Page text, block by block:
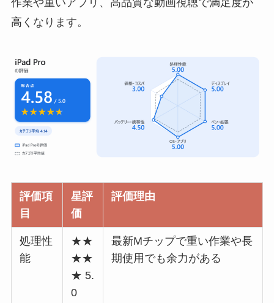
作業や重いアプリ、高品質な動画視聴で満足度が
高くなります。
評価項
目
星評
価
評価理由
処理性
能
★★
★★
★ 5.
0
最新Mチップで重い作業や長
期使用でも余力がある